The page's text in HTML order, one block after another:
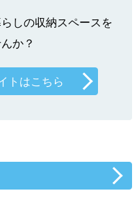
しの収納スペースを
か？
トはこちら